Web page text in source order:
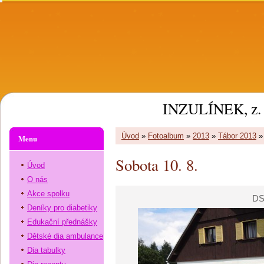
INZULÍNEK, z.
Úvod » Fotoalbum » 2013 » Tábor 2013
Sobota 10. 8.
Menu
Úvod
O nás
Akce spolku
Deníky pro diabetiky
Edukační přednášky
Dětské dia ambulance
Dia tabulky